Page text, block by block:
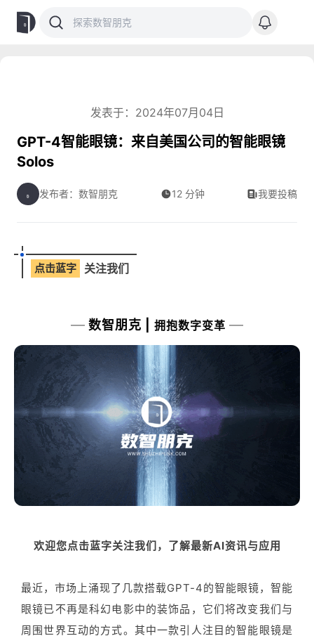
发表于：2024年07月04日
GPT-4智能眼镜：来自美国公司的智能眼镜
Solos
发布者：数智朋克 12 分钟 我要投稿
点击蓝字 关注我们
数智朋克 | 拥抱数字变革
欢迎您点击蓝字关注我们，了解最新AI资讯与应用
最近，市场上涌现了几款搭载GPT-4的智能眼镜，智能
眼镜已不再是科幻电影中的装饰品，它们将改变我们与
周围世界互动的方式。其中一款引人注目的智能眼镜是